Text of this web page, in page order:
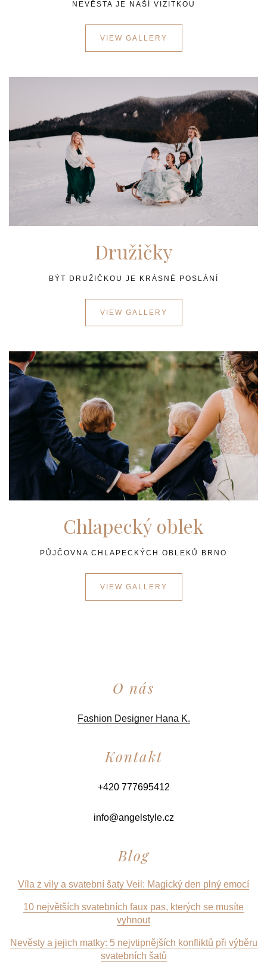
NEVĚSTA JE NAŠÍ VIZITKOU
VIEW GALLERY
Družičky
BÝT DRUŽIČKOU JE KRÁSNÉ POSLÁNÍ
VIEW GALLERY
Chlapecký oblek
PŮJČOVNA CHLAPECKÝCH OBLEKŮ BRNO
VIEW GALLERY
O nás
Fashion Designer Hana K.
Kontakt
+420 777695412
info@angelstyle.cz
Blog
Víla z vily a svatební šaty Veil: Magický den plný emocí
10 největších svatebních faux pas, kterých se musíte
vyhnout
Nevěsty a jejich matky: 5 nejvtipnějších konfliktů při výběru
svatebních šatů